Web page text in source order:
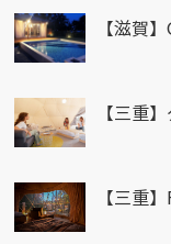
【滋賀
【三重
【三重